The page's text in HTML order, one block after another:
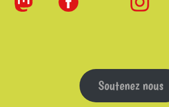
Soutenez nous